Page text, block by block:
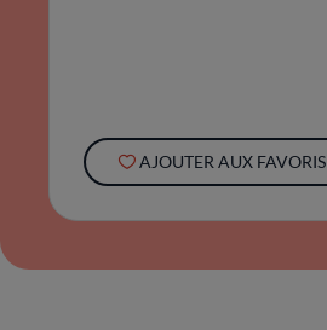
AJOUTER AUX FAVORIS